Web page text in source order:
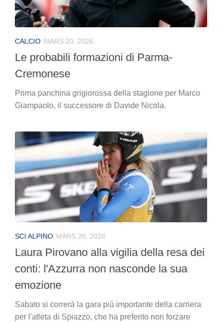
CALCIO MARS 20, 2026
Le probabili formazioni di Parma-
Cremonese
Prima panchina grigiorossa della stagione per Marco
Giampaolo, il successore di Davide Nicola.
SCI ALPINO MARS 20, 2026
Laura Pirovano alla vigilia della resa dei
conti: l'Azzurra non nasconde la sua
emozione
Sabato si correrà la gara più importante della carriera
per l'atleta di Spiazzo, che ha preferito non forzare